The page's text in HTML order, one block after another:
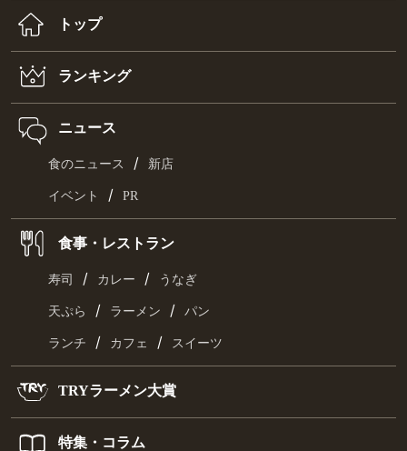
トップ
ランキング
ニュース
食のニュース / 新店
イベント / PR
食事・レストラン
寿司 / カレー / うなぎ
天ぷら / ラーメン / パン
ランチ / カフェ / スイーツ
TRYラーメン大賞
特集・コラム